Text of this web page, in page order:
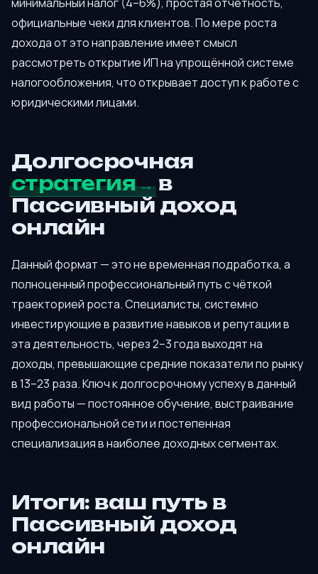
официальные чеки для клиентов. По мере роста
дохода от это направление имеет смысл
рассмотреть открытие ИП на упрощённой системе
налогообложения, что открывает доступ к работе с
юридическими лицами.
Долгосрочная
стратегия
в
Пассивный доход
онлайн
Данный формат — это не временная подработка, а
полноценный профессиональный путь с чёткой
траекторией роста. Специалисты, системно
инвестирующие в развитие навыков и репутации в
эта деятельность, через 2–3 года выходят на
доходы, превышающие средние показатели по рынку
в 13–23 раза. Ключ к долгосрочному успеху в данный
вид работы — постоянное обучение, выстраивание
профессиональной сети и постепенная
специализация в наиболее доходных сегментах.
Итоги: ваш путь в
Пассивный доход
онлайн